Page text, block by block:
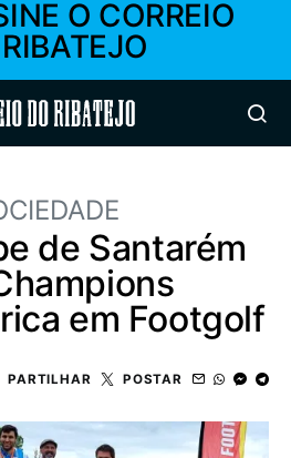
O CORREIO
do Ribatejo
de Santarém
em Footgolf
PARTILHAR POSTAR